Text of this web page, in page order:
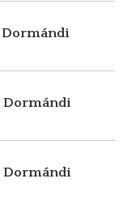
Dormándi
Dormándi
Dormándi